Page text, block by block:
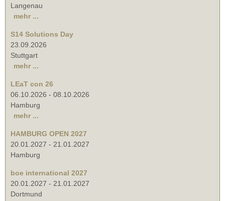
Langenau
mehr ...
S14 Solutions Day
23.09.2026
Stuttgart
mehr ...
LEaT con 26
06.10.2026 - 08.10.2026
Hamburg
mehr ...
HAMBURG OPEN 2027
20.01.2027 - 21.01.2027
Hamburg
boe international 2027
20.01.2027 - 21.01.2027
Dortmund